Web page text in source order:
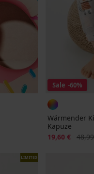
Sale -60%
Wärmender
Kapuze
Rabatt
19,60 € Alter
LIMITED